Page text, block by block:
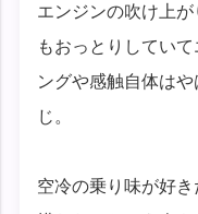
エンジンの吹け上
もおっとりしてい
ングや感触自体は
じ。
空冷の乗り味が好